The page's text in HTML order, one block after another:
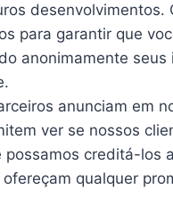
para garantir que
anonimamente
anunciam em
ver se nossos
possamos creditá-los
qualquer